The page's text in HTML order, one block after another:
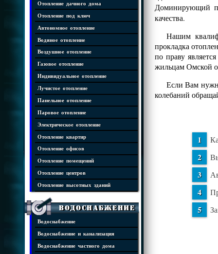
Отопление дачного дома
Отопление под ключ
Автономное отопление
Водяное отопление
Воздушное отопление
Газовое отопление
Индивидуальное отопление
Лучистое отопление
Панельное отопление
Паровое отопление
Электрическое отопление
Отопление квартир
Отопление офисов
Отопление помещений
Отопление центров
Отопление высотных зданий
Водоснабжение
Водоснабжение
Водоснабжение и канализация
Водоснабжение частного дома
Доминирующий
качества.
Нашим
прокладка
по праву
жильцам Омской
Если Вам
колебаний